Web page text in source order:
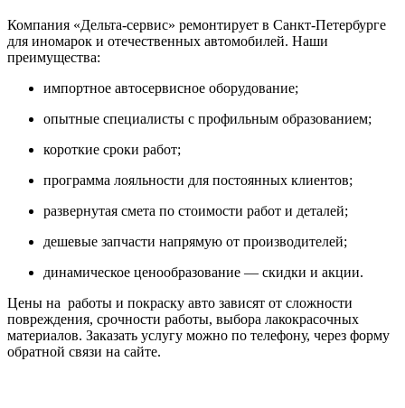
Компания «Дельта-сервис» ремонтирует в Санкт-Петербурге
для иномарок и отечественных автомобилей. Наши
преимущества:
импортное автосервисное оборудование;
опытные специалисты с профильным образованием;
короткие сроки работ;
программа лояльности для постоянных клиентов;
развернутая смета по стоимости работ и деталей;
дешевые запчасти напрямую от производителей;
динамическое ценообразование — скидки и акции.
Цены на работы и покраску авто зависят от сложности
повреждения, срочности работы, выбора лакокрасочных
материалов. Заказать услугу можно по телефону, через форму
обратной связи на сайте.